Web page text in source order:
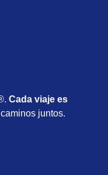
Cada viaje es
juntos.